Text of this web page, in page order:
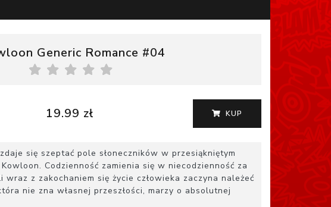
Generic Romance #04
19.99 zł KUP
się szeptać pole słoneczników w przesiąkniętym
Codzienność zamienia się w niecodzienność za
z zakochaniem się życie człowieka zaczyna należeć
nie zna własnej przeszłości, marzy o absolutnej